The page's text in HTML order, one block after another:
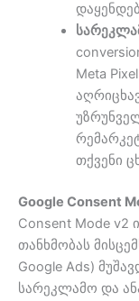
Meta
თქვენი
Google Consent
Consent Mode v2
თანხმობას
Google Ads)
სარეკლამო და